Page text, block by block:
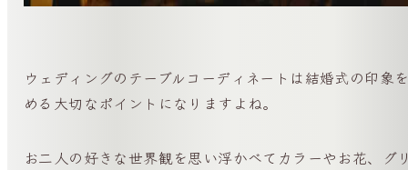
ウェディングのテーブルコーディネートは結婚式の印象
める大切なポイントになりますよね。
お二人の好きな世界観を思い浮かべてカラーやお花、グ